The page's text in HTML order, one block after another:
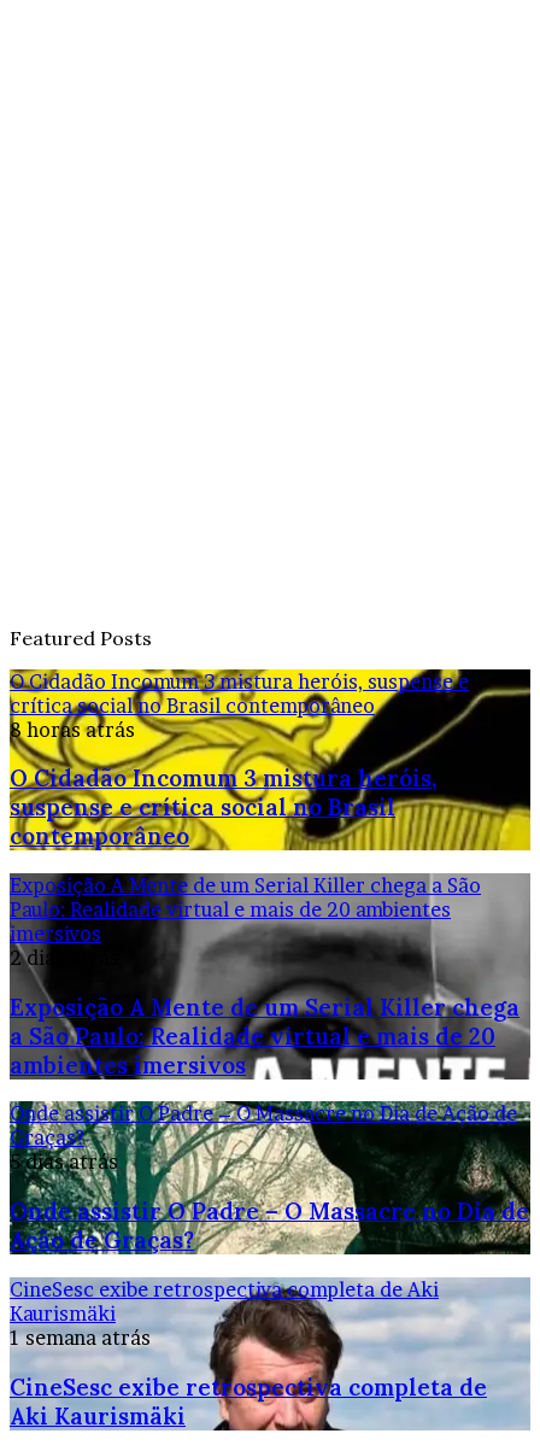
Featured Posts
O Cidadão Incomum 3 mistura heróis, suspense e
crítica social no Brasil contemporâneo
8 horas atrás
O Cidadão Incomum 3 mistura heróis,
suspense e crítica social no Brasil
contemporâneo
Exposição A Mente de um Serial Killer chega a São
Paulo: Realidade virtual e mais de 20 ambientes
imersivos
2 dias atrás
Exposição A Mente de um Serial Killer chega
a São Paulo: Realidade virtual e mais de 20
ambientes imersivos
Onde assistir O Padre – O Massacre no Dia de Ação de
Graças?
5 dias atrás
Onde assistir O Padre – O Massacre no Dia de
Ação de Graças?
CineSesc exibe retrospectiva completa de Aki
Kaurismäki
1 semana atrás
CineSesc exibe retrospectiva completa de
Aki Kaurismäki